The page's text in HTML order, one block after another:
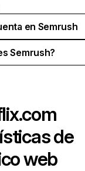
en Semrush
Semrush?
de
web